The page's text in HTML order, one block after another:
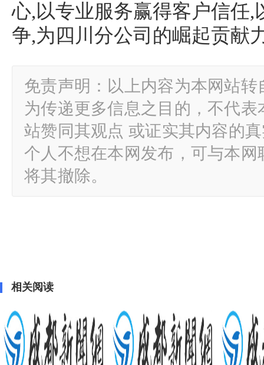
心,以专业服务赢得客户信任,
争,为四川分公司的崛起贡献
免责声明：以上内容为本网站
为传递更多信息之目的，不代
站赞同其观点 或证实其内容的
个人不想在本网发布，可与本
将其撤除。
相关阅读